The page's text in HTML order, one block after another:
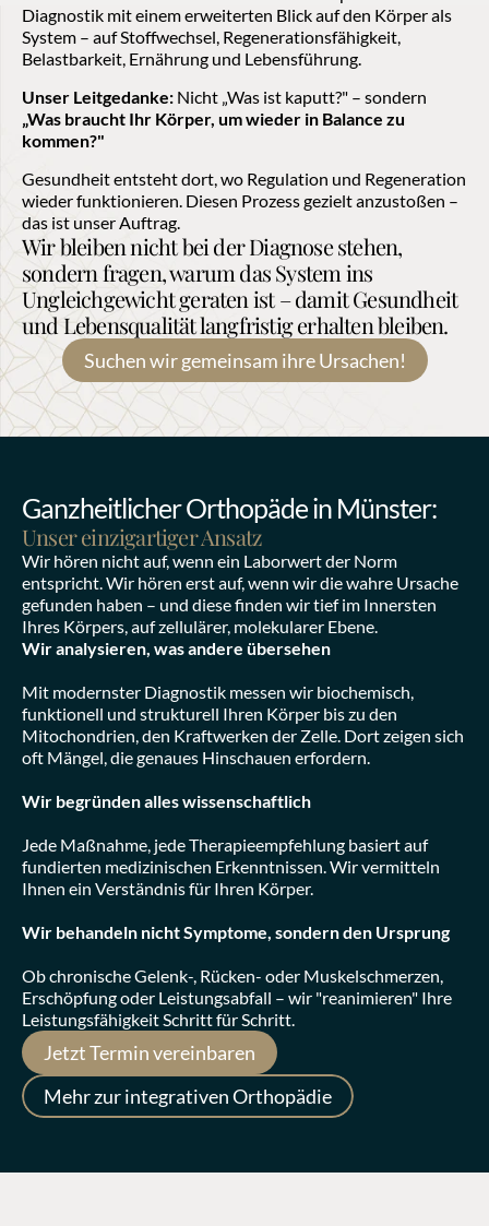
Diagnostik mit einem erweiterten Blick auf den Körper als
System – auf Stoffwechsel, Regenerationsfähigkeit,
Belastbarkeit, Ernährung und Lebensführung.
Unser Leitgedanke:
„Was braucht Ihr Körper, um wieder in Balance zu
kommen?"
Gesundheit entsteht dort, wo Regulation und Regeneration
wieder funktionieren. Diesen Prozess gezielt anzustoßen –
das ist unser Auftrag.
Wir bleiben nicht bei der Diagnose stehen,
sondern fragen, warum das System ins
Ungleichgewicht geraten ist – damit Gesundheit
und Lebensqualität langfristig erhalten bleiben.
Suchen wir gemeinsam ihre Ursachen!
Ganzheitlicher Orthopäde in Münster:
Unser einzigartiger Ansatz
Wir hören nicht auf, wenn ein Laborwert der Norm
entspricht. Wir hören erst auf, wenn wir die wahre Ursache
gefunden haben – und diese finden wir tief im Innersten
Ihres Körpers, auf zellulärer, molekularer Ebene.
Wir analysieren, was andere übersehen
Mit modernster Diagnostik messen wir biochemisch,
funktionell und strukturell Ihren Körper bis zu den
Mitochondrien, den Kraftwerken der Zelle. Dort zeigen sich
oft Mängel, die genaues Hinschauen erfordern.
Wir begründen alles wissenschaftlich
Jede Maßnahme, jede Therapieempfehlung basiert auf
fundierten medizinischen Erkenntnissen. Wir vermitteln
Ihnen ein Verständnis für Ihren Körper.
Wir behandeln nicht Symptome, sondern den Ursprung
Ob chronische Gelenk-, Rücken- oder Muskelschmerzen,
Erschöpfung oder Leistungsabfall – wir "reanimieren" Ihre
Leistungsfähigkeit Schritt für Schritt.
Jetzt Termin vereinbaren
Mehr zur integrativen Orthopädie